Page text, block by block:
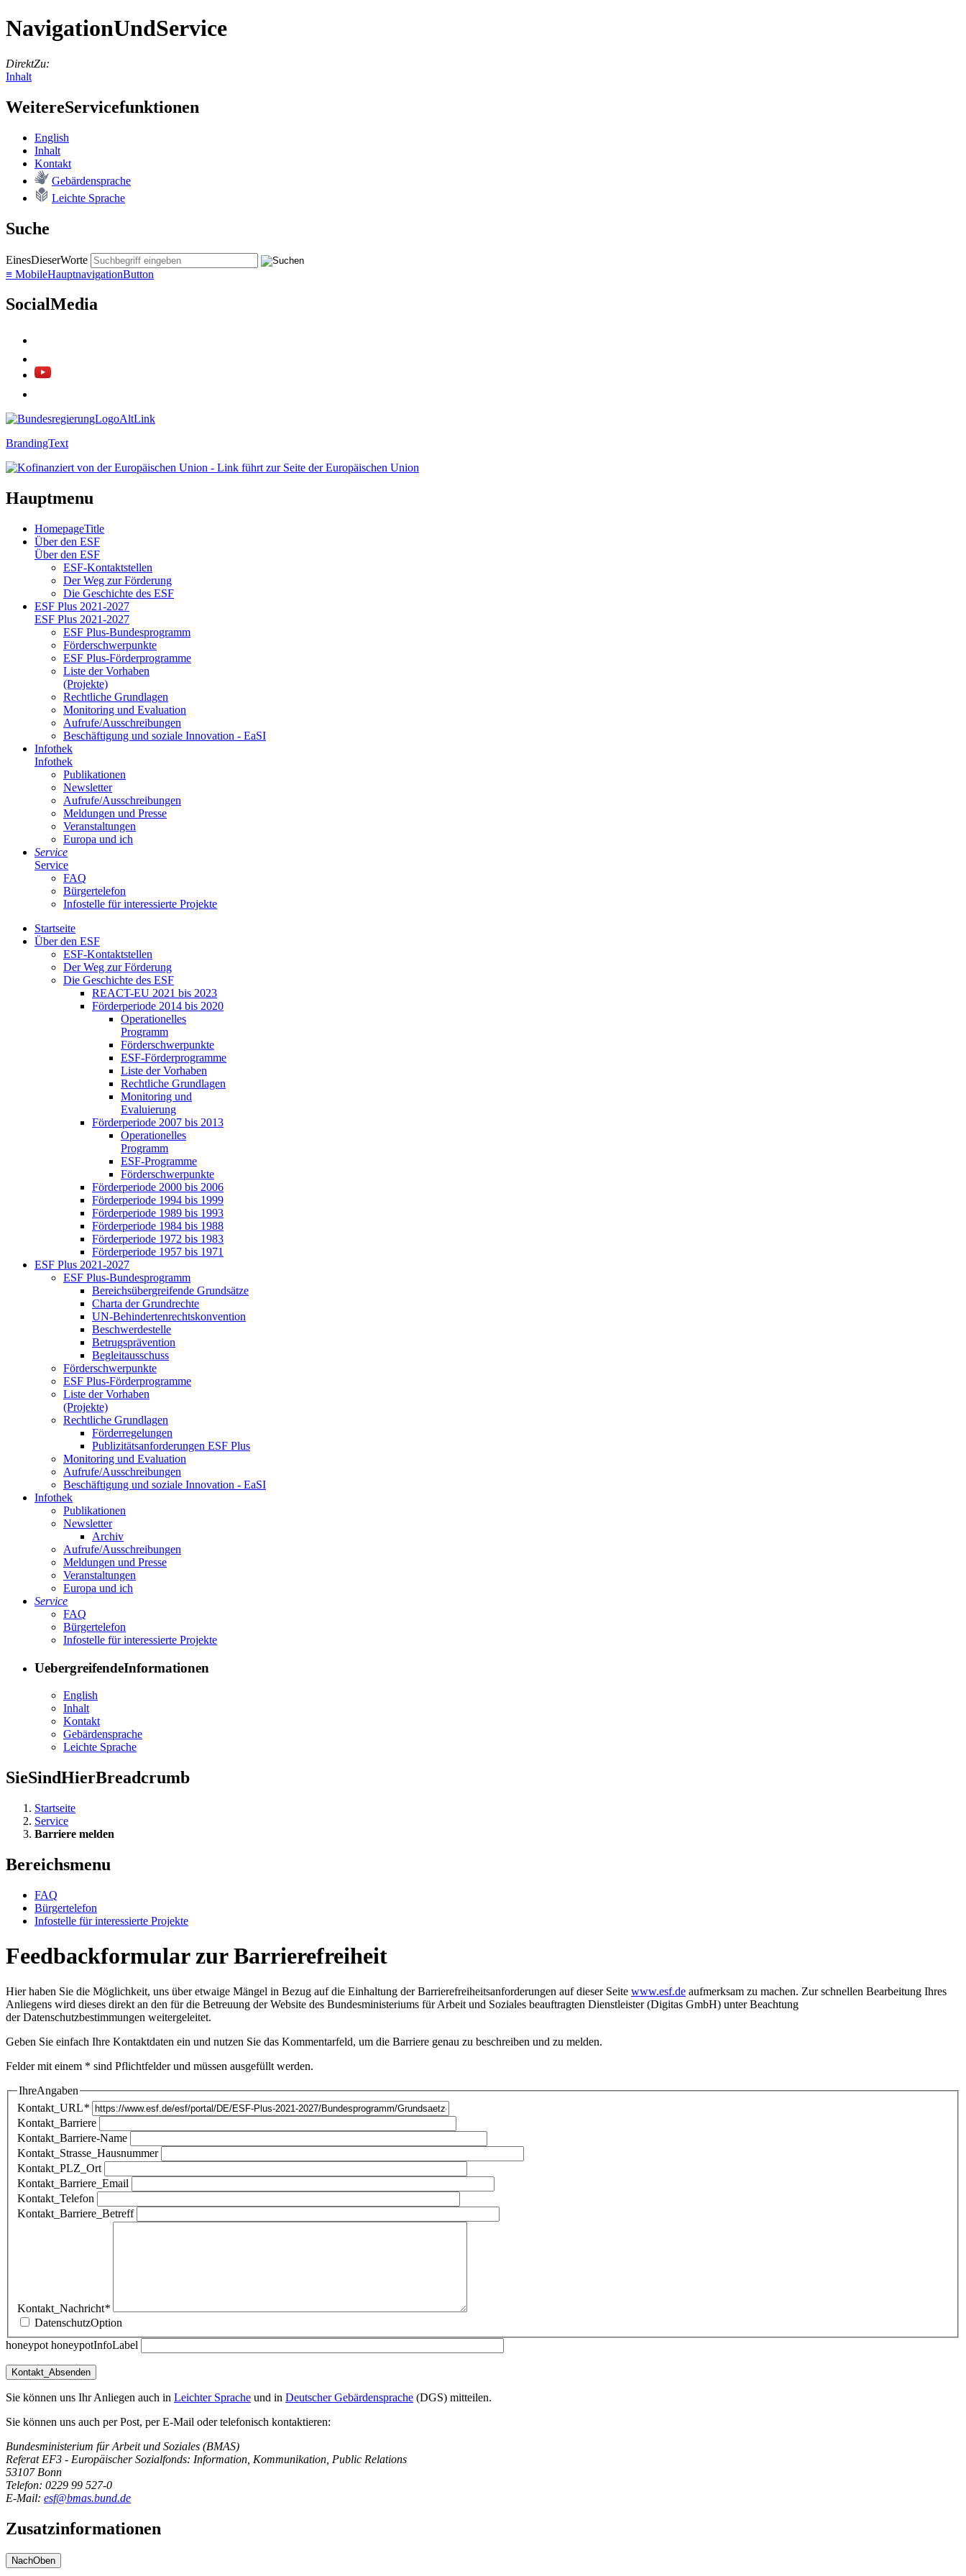
NavigationUndService
DirektZu:
Inhalt
WeitereServicefunktionen
English
In­halt
Kon­takt
Ge­bär­den­spra­che
Leich­te Spra­che
Suche
EinesDieserWorte
≡ MobileHauptnavigationButton
SocialMedia
BrandingText
Hauptmenu
HomepageTitle
Über den ESF
Über den ESF
ESF-Kon­takt­stel­len
Der Weg zur För­de­rung
Die Ge­schich­te des ESF
ESF Plus 2021-2027
ESF Plus 2021-2027
ESF Plus-Bun­des­pro­gramm
För­der­schwer­punk­te
ESF Plus-För­der­pro­gram­me
Lis­te der Vor­ha­ben
(Pro­jek­te)
Recht­li­che Grund­la­gen
Mo­ni­to­ring und Eva­lua­ti­on
Auf­ru­fe/Aus­schrei­bun­gen
Be­schäf­ti­gung und so­zia­le In­no­va­ti­on - Ea­SI
In­fo­thek
In­fo­thek
Pu­bli­ka­tio­nen
Newslet­ter
Auf­ru­fe/Aus­schrei­bun­gen
Mel­dun­gen und Pres­se
Ver­an­stal­tun­gen
Eu­ro­pa und ich
Ser­vice
Ser­vice
FAQ
Bür­ger­te­le­fon
In­fo­stel­le für in­ter­es­sier­te Pro­jek­te
Start­sei­te
Über den ESF
ESF-Kon­takt­stel­len
Der Weg zur För­de­rung
Die Ge­schich­te des ESF
RE­ACT-EU 2021 bis 2023
För­der­pe­ri­ode 2014 bis 2020
Ope­ra­tio­nel­les
Pro­gramm
För­der­schwer­punk­te
ESF-För­der­pro­gram­me
Lis­te der Vor­ha­ben
Recht­li­che Grund­la­gen
Mo­ni­to­ring und
Eva­lu­ie­rung
För­der­pe­ri­ode 2007 bis 2013
Ope­ra­tio­nel­les
Pro­gramm
ESF-Pro­gram­me
För­der­schwer­punk­te
För­der­pe­ri­ode 2000 bis 2006
För­der­pe­ri­ode 1994 bis 1999
För­der­pe­ri­ode 1989 bis 1993
För­der­pe­ri­ode 1984 bis 1988
För­der­pe­ri­ode 1972 bis 1983
För­der­pe­ri­ode 1957 bis 1971
ESF Plus 2021-2027
ESF Plus-Bun­des­pro­gramm
Be­reichs­über­grei­fen­de Grund­sät­ze
Char­ta der Grund­rech­te
UN-Be­hin­der­ten­rechts­kon­ven­ti­on
Be­schwer­de­stel­le
Be­trugs­prä­ven­ti­on
Be­glei­taus­schuss
För­der­schwer­punk­te
ESF Plus-För­der­pro­gram­me
Lis­te der Vor­ha­ben
(Pro­jek­te)
Recht­li­che Grund­la­gen
För­der­re­ge­lun­gen
Pu­bli­zi­täts­an­for­de­run­gen ESF Plus
Mo­ni­to­ring und Eva­lua­ti­on
Auf­ru­fe/Aus­schrei­bun­gen
Be­schäf­ti­gung und so­zia­le In­no­va­ti­on - Ea­SI
In­fo­thek
Pu­bli­ka­tio­nen
Newslet­ter
Ar­chiv
Auf­ru­fe/Aus­schrei­bun­gen
Mel­dun­gen und Pres­se
Ver­an­stal­tun­gen
Eu­ro­pa und ich
Ser­vice
FAQ
Bür­ger­te­le­fon
In­fo­stel­le für in­ter­es­sier­te Pro­jek­te
UebergreifendeInformationen
English
In­halt
Kon­takt
Ge­bär­den­spra­che
Leich­te Spra­che
SieSindHierBreadcrumb
Startseite
Service
Barriere melden
Bereichsmenu
FAQ
Bür­ger­te­le­fon
In­fo­stel­le für in­ter­es­sier­te Pro­jek­te
Feedbackformular zur Barrierefreiheit
Hier haben Sie die Möglichkeit, uns über etwaige Mängel in Bezug auf die Einhaltung der Barrierefreiheitsanforderungen auf dieser Seite www.esf.de aufmerksam zu machen. Zur schnellen Bearbeitung Ihres
Anliegens wird dieses direkt an den für die Betreuung der Website des Bundesministeriums für Arbeit und Soziales beauftragten Dienstleister (Digitas GmbH) unter Beachtung
derDatenschutzbestimmungen weitergeleitet.
Geben Sie einfach Ihre Kontaktdaten ein und nutzen Sie das Kommentarfeld, um die Barriere genau zu beschreiben und zu melden.
Felder mit einem * sind Pflichtfelder und müssen ausgefüllt werden.
IhreAngaben
Kontakt_URL*
Kontakt_Barriere
Kontakt_Barriere-Name
Kontakt_Strasse_Hausnummer
Kontakt_PLZ_Ort
Kontakt_Barriere_Email
Kontakt_Telefon
Kontakt_Barriere_Betreff
Kontakt_Nachricht*
DatenschutzOption
honeypot honeypotInfoLabel
Sie können uns Ihr Anliegen auch in Leichter Sprache und in Deutscher Gebärdensprache (DGS) mitteilen.
Sie können uns auch per Post, per E-Mail oder telefonisch kontaktieren:
Bundesministerium für Arbeit und Soziales (BMAS)
Referat EF3 - Europäischer Sozialfonds: Information, Kommunikation, Public Relations
53107 Bonn
Telefon: 0229 99 527-0
E-Mail: esf@bmas.bund.de
Zusatzinformationen
NachOben